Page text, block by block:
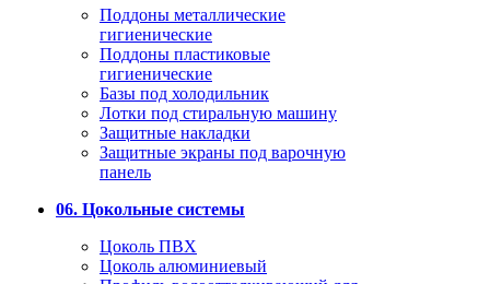
Поддоны металлические
гигиенические
Поддоны пластиковые
гигиенические
Базы под холодильник
Лотки под стиральную машину
Защитные накладки
Защитные экраны под варочную
панель
06. Цокольные системы
Цоколь ПВХ
Цоколь алюминиевый